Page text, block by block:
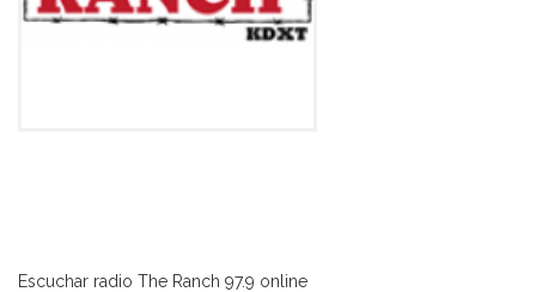
Escuchar radio The Ranch 97.9 online